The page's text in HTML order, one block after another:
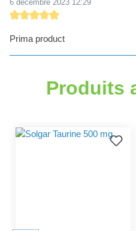
6 décembre 2023 12:29
Prima product
Produits